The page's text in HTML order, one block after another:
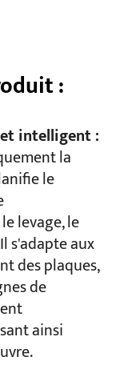
:
intelligent :
la
le
levage, le
s'adapte aux
des plaques,
de
ainsi